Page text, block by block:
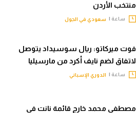
منتخب الأردن
ساعة | سعودي في الجول
فوت ميركاتو: ريال سوسيداد يتوصل
لاتفاق لضم نايف أكرد من مارسيليا
ساعة | الدوري الإسباني
مصطفى محمد خارج قائمة نانت في